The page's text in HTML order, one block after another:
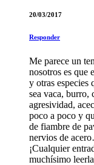
20/03/2017
Responder
Me parece un
nosotros es que
y otras especies
sea vaca, burro,
agresividad,
poco a poco y
de fiambre de
nervios de
¡Cualquier
muchísimo